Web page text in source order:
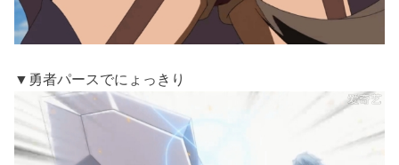
▼勇者パースでにょっきり